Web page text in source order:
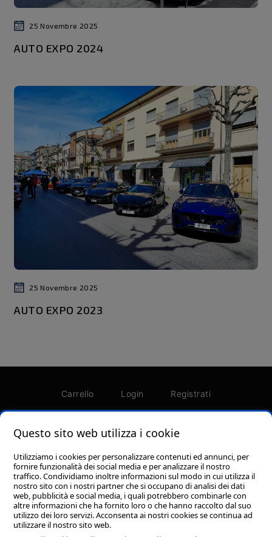
25 Novembre 2025
AUTO EXPO 2024
25 Novembre 2025
AUTO EXPO 2023
Carrello Login Registrati
Foresi Srl - Via Piero Gobetti, 110 - Zona Ind.le A,
62012 Civitanova Marche (MC) P.I. 01693510438
Cookie policy
Questo sito web utilizza i cookie
Utilizziamo i cookies per personalizzare contenuti ed annunci, per
fornire funzionalità dei social media e per analizzare il nostro
traffico. Condividiamo inoltre informazioni sul modo in cui utilizza il
nostro sito con i nostri partner che si occupano di analisi dei dati
web, pubblicità e social media, i quali potrebbero combinarle con
altre informazioni che ha fornito loro o che hanno raccolto dal suo
utilizzo dei loro servizi. Acconsenta ai nostri cookies se continua ad
utilizzare il nostro sito web.